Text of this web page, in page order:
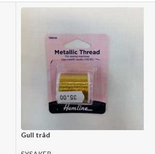
Gull tråd